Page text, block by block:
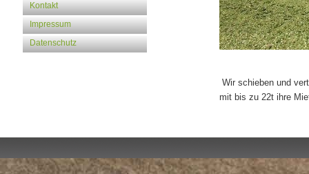
Kontakt
Impressum
Datenschutz
Wir schieben und
mit bis zu 22t ihre